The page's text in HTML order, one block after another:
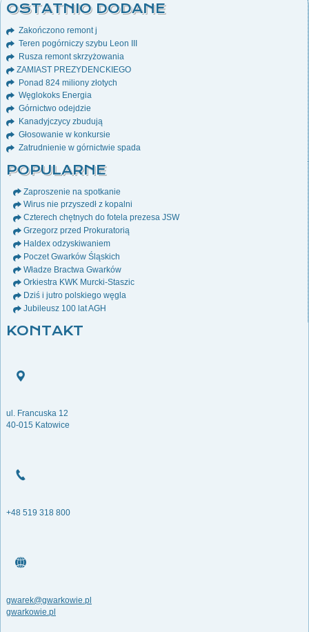
OSTATNIO DODANE
Zakończono remont j
Teren pogórniczy szybu Leon III
Rusza remont skrzyżowania
ZAMIAST PREZYDENCKIEGO
Ponad 824 miliony złotych
Węglokoks Energia
Górnictwo odejdzie
Kanadyjczycy zbudują
Głosowanie w konkursie
Zatrudnienie w górnictwie spada
POPULARNE
Zaproszenie na spotkanie
Wirus nie przyszedł z kopalni
Czterech chętnych do fotela prezesa JSW
Grzegorz przed Prokuratorią
Haldex odzyskiwaniem
Poczet Gwarków Śląskich
Władze Bractwa Gwarków
Orkiestra KWK Murcki-Staszic
Dziś i jutro polskiego węgla
Jubileusz 100 lat AGH
KONTAKT
ul. Francuska 12
40-015 Katowice
+48 519 318 800
gwarek@gwarkowie.pl
gwarkowie.pl